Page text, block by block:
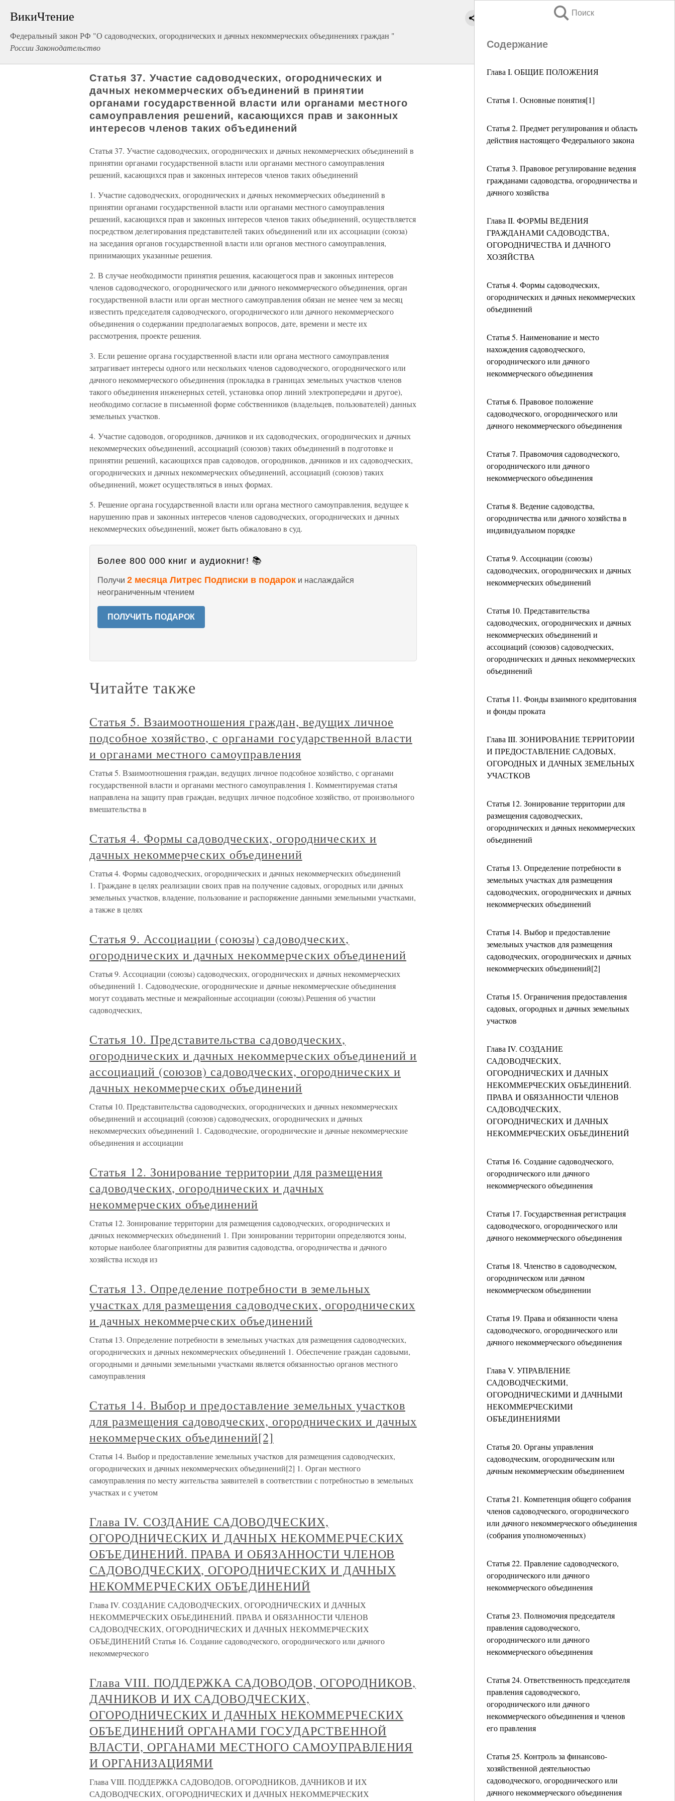
ВикиЧтение
Федеральный закон РФ "О садоводческих, огороднических и дачных некоммерческих объединениях граждан "
России Законодательство
Поиск
Содержание
Глава I. ОБЩИЕ ПОЛОЖЕНИЯ
Статья 1. Основные понятия[1]
Статья 2. Предмет регулирования и область
действия настоящего Федерального закона
Статья 3. Правовое регулирование ведения
гражданами садоводства, огородничества и
дачного хозяйства
Глава II. ФОРМЫ ВЕДЕНИЯ
ГРАЖДАНАМИ САДОВОДСТВА,
ОГОРОДНИЧЕСТВА И ДАЧНОГО
ХОЗЯЙСТВА
Статья 4. Формы садоводческих,
огороднических и дачных некоммерческих
объединений
Статья 5. Наименование и место
нахождения садоводческого,
огороднического или дачного
некоммерческого объединения
Статья 6. Правовое положение
садоводческого, огороднического или
дачного некоммерческого объединения
Статья 7. Правомочия садоводческого,
огороднического или дачного
некоммерческого объединения
Статья 8. Ведение садоводства,
огородничества или дачного хозяйства в
индивидуальном порядке
Статья 9. Ассоциации (союзы)
садоводческих, огороднических и дачных
некоммерческих объединений
Статья 10. Представительства
садоводческих, огороднических и дачных
некоммерческих объединений и
ассоциаций (союзов) садоводческих,
огороднических и дачных некоммерческих
объединений
Статья 11. Фонды взаимного кредитования
и фонды проката
Глава III. ЗОНИРОВАНИЕ ТЕРРИТОРИИ
И ПРЕДОСТАВЛЕНИЕ САДОВЫХ,
ОГОРОДНЫХ И ДАЧНЫХ ЗЕМЕЛЬНЫХ
УЧАСТКОВ
Статья 12. Зонирование территории для
размещения садоводческих,
огороднических и дачных некоммерческих
объединений
Статья 13. Определение потребности в
земельных участках для размещения
садоводческих, огороднических и дачных
некоммерческих объединений
Статья 14. Выбор и предоставление
земельных участков для размещения
садоводческих, огороднических и дачных
некоммерческих объединений[2]
Статья 15. Ограничения предоставления
садовых, огородных и дачных земельных
участков
Глава IV. СОЗДАНИЕ
САДОВОДЧЕСКИХ,
ОГОРОДНИЧЕСКИХ И ДАЧНЫХ
НЕКОММЕРЧЕСКИХ ОБЪЕДИНЕНИЙ.
ПРАВА И ОБЯЗАННОСТИ ЧЛЕНОВ
САДОВОДЧЕСКИХ,
ОГОРОДНИЧЕСКИХ И ДАЧНЫХ
НЕКОММЕРЧЕСКИХ ОБЪЕДИНЕНИЙ
Статья 16. Создание садоводческого,
огороднического или дачного
некоммерческого объединения
Статья 17. Государственная регистрация
садоводческого, огороднического или
дачного некоммерческого объединения
Статья 18. Членство в садоводческом,
огородническом или дачном
некоммерческом объединении
Статья 19. Права и обязанности члена
садоводческого, огороднического или
дачного некоммерческого объединения
Глава V. УПРАВЛЕНИЕ
САДОВОДЧЕСКИМИ,
ОГОРОДНИЧЕСКИМИ И ДАЧНЫМИ
НЕКОММЕРЧЕСКИМИ
ОБЪЕДИНЕНИЯМИ
Статья 20. Органы управления
садоводческим, огородническим или
дачным некоммерческим объединением
Статья 21. Компетенция общего собрания
членов садоводческого, огороднического
или дачного некоммерческого объединения
(собрания уполномоченных)
Статья 22. Правление садоводческого,
огороднического или дачного
некоммерческого объединения
Статья 23. Полномочия председателя
правления садоводческого,
огороднического или дачного
некоммерческого объединения
Статья 24. Ответственность председателя
правления садоводческого,
огороднического или дачного
некоммерческого объединения и членов
его правления
Статья 25. Контроль за финансово-
хозяйственной деятельностью
садоводческого, огороднического или
дачного некоммерческого объединения
Статья 37. Участие садоводческих, огороднических и
дачных некоммерческих объединений в принятии
органами государственной власти или органами местного
самоуправления решений, касающихся прав и законных
интересов членов таких объединений
Статья 37. Участие садоводческих, огороднических и дачных некоммерческих объединений в
принятии органами государственной власти или органами местного самоуправления
решений, касающихся прав и законных интересов членов таких объединений
1. Участие садоводческих, огороднических и дачных некоммерческих объединений в
принятии органами государственной власти или органами местного самоуправления
решений, касающихся прав и законных интересов членов таких объединений, осуществляется
посредством делегирования представителей таких объединений или их ассоциации (союза)
на заседания органов государственной власти или органов местного самоуправления,
принимающих указанные решения.
2. В случае необходимости принятия решения, касающегося прав и законных интересов
членов садоводческого, огороднического или дачного некоммерческого объединения, орган
государственной власти или орган местного самоуправления обязан не менее чем за месяц
известить председателя садоводческого, огороднического или дачного некоммерческого
объединения о содержании предполагаемых вопросов, дате, времени и месте их
рассмотрения, проекте решения.
3. Если решение органа государственной власти или органа местного самоуправления
затрагивает интересы одного или нескольких членов садоводческого, огороднического или
дачного некоммерческого объединения (прокладка в границах земельных участков членов
такого объединения инженерных сетей, установка опор линий электропередачи и другое),
необходимо согласие в письменной форме собственников (владельцев, пользователей) данных
земельных участков.
4. Участие садоводов, огородников, дачников и их садоводческих, огороднических и дачных
некоммерческих объединений, ассоциаций (союзов) таких объединений в подготовке и
принятии решений, касающихся прав садоводов, огородников, дачников и их садоводческих,
огороднических и дачных некоммерческих объединений, ассоциаций (союзов) таких
объединений, может осуществляться в иных формах.
5. Решение органа государственной власти или органа местного самоуправления, ведущее к
нарушению прав и законных интересов членов садоводческих, огороднических и дачных
некоммерческих объединений, может быть обжаловано в суд.
Более 800 000 книг и аудиокниг! 📚
Получи 2 месяца Литрес Подписки в подарок и наслаждайся
неограниченным чтением
ПОЛУЧИТЬ ПОДАРОК
Читайте также
Статья 5. Взаимоотношения граждан, ведущих личное
подсобное хозяйство, с органами государственной власти
и органами местного самоуправления
Статья 5. Взаимоотношения граждан, ведущих личное подсобное хозяйство, с органами
государственной власти и органами местного самоуправления 1. Комментируемая статья
направлена на защиту прав граждан, ведущих личное подсобное хозяйство, от произвольного
вмешательства в
Статья 4. Формы садоводческих, огороднических и
дачных некоммерческих объединений
Статья 4. Формы садоводческих, огороднических и дачных некоммерческих объединений
1. Граждане в целях реализации своих прав на получение садовых, огородных или дачных
земельных участков, владение, пользование и распоряжение данными земельными участками,
а также в целях
Статья 9. Ассоциации (союзы) садоводческих,
огороднических и дачных некоммерческих объединений
Статья 9. Ассоциации (союзы) садоводческих, огороднических и дачных некоммерческих
объединений 1. Садоводческие, огороднические и дачные некоммерческие объединения
могут создавать местные и межрайонные ассоциации (союзы).Решения об участии
садоводческих,
Статья 10. Представительства садоводческих,
огороднических и дачных некоммерческих объединений и
ассоциаций (союзов) садоводческих, огороднических и
дачных некоммерческих объединений
Статья 10. Представительства садоводческих, огороднических и дачных некоммерческих
объединений и ассоциаций (союзов) садоводческих, огороднических и дачных
некоммерческих объединений 1. Садоводческие, огороднические и дачные некоммерческие
объединения и ассоциации
Статья 12. Зонирование территории для размещения
садоводческих, огороднических и дачных
некоммерческих объединений
Статья 12. Зонирование территории для размещения садоводческих, огороднических и
дачных некоммерческих объединений 1. При зонировании территории определяются зоны,
которые наиболее благоприятны для развития садоводства, огородничества и дачного
хозяйства исходя из
Статья 13. Определение потребности в земельных
участках для размещения садоводческих, огороднических
и дачных некоммерческих объединений
Статья 13. Определение потребности в земельных участках для размещения садоводческих,
огороднических и дачных некоммерческих объединений 1. Обеспечение граждан садовыми,
огородными и дачными земельными участками является обязанностью органов местного
самоуправления
Статья 14. Выбор и предоставление земельных участков
для размещения садоводческих, огороднических и дачных
некоммерческих объединений[2]
Статья 14. Выбор и предоставление земельных участков для размещения садоводческих,
огороднических и дачных некоммерческих объединений[2] 1. Орган местного
самоуправления по месту жительства заявителей в соответствии с потребностью в земельных
участках и с учетом
Глава IV. СОЗДАНИЕ САДОВОДЧЕСКИХ,
ОГОРОДНИЧЕСКИХ И ДАЧНЫХ НЕКОММЕРЧЕСКИХ
ОБЪЕДИНЕНИЙ. ПРАВА И ОБЯЗАННОСТИ ЧЛЕНОВ
САДОВОДЧЕСКИХ, ОГОРОДНИЧЕСКИХ И ДАЧНЫХ
НЕКОММЕРЧЕСКИХ ОБЪЕДИНЕНИЙ
Глава IV. СОЗДАНИЕ САДОВОДЧЕСКИХ, ОГОРОДНИЧЕСКИХ И ДАЧНЫХ
НЕКОММЕРЧЕСКИХ ОБЪЕДИНЕНИЙ. ПРАВА И ОБЯЗАННОСТИ ЧЛЕНОВ
САДОВОДЧЕСКИХ, ОГОРОДНИЧЕСКИХ И ДАЧНЫХ НЕКОММЕРЧЕСКИХ
ОБЪЕДИНЕНИЙ Статья 16. Создание садоводческого, огороднического или дачного
некоммерческого
Глава VIII. ПОДДЕРЖКА САДОВОДОВ, ОГОРОДНИКОВ,
ДАЧНИКОВ И ИХ САДОВОДЧЕСКИХ,
ОГОРОДНИЧЕСКИХ И ДАЧНЫХ НЕКОММЕРЧЕСКИХ
ОБЪЕДИНЕНИЙ ОРГАНАМИ ГОСУДАРСТВЕННОЙ
ВЛАСТИ, ОРГАНАМИ МЕСТНОГО САМОУПРАВЛЕНИЯ
И ОРГАНИЗАЦИЯМИ
Глава VIII. ПОДДЕРЖКА САДОВОДОВ, ОГОРОДНИКОВ, ДАЧНИКОВ И ИХ
САДОВОДЧЕСКИХ, ОГОРОДНИЧЕСКИХ И ДАЧНЫХ НЕКОММЕРЧЕСКИХ